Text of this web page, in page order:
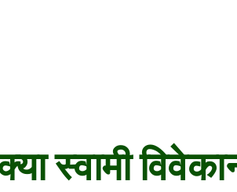
स्वामी